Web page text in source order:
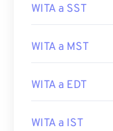
WITA a SST
WITA a MST
WITA a EDT
WITA a IST